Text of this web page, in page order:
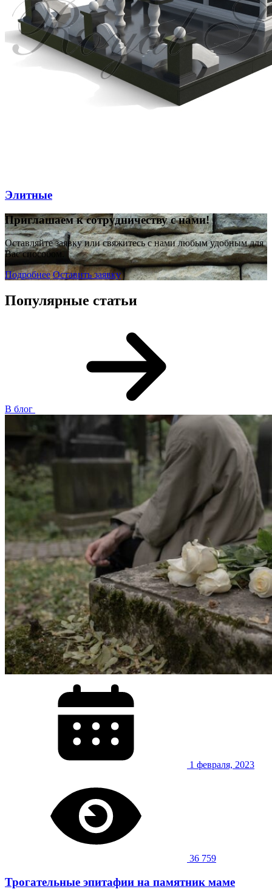
Элитные
Приглашаем к сотрудничеству с нами!
Оставляйте заявку или свяжитесь с нами любым удобным для
Вас способом.
Подробнее Оставить заявку
Популярные статьи
В блог
1 февраля, 2023
36 759
Трогательные эпитафии на памятник маме